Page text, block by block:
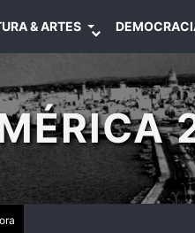
& ARTES